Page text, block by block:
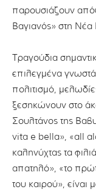
παρουσιάζουν
Βαγιανός» στη
Τραγούδια
επιλεγµένα
πολιτισµό,
ξεσηκώνουν στο
Σουλτάνος της
vita e bella», «all
καληνύχτας τα
απατηλό», «το
του καιρού»,